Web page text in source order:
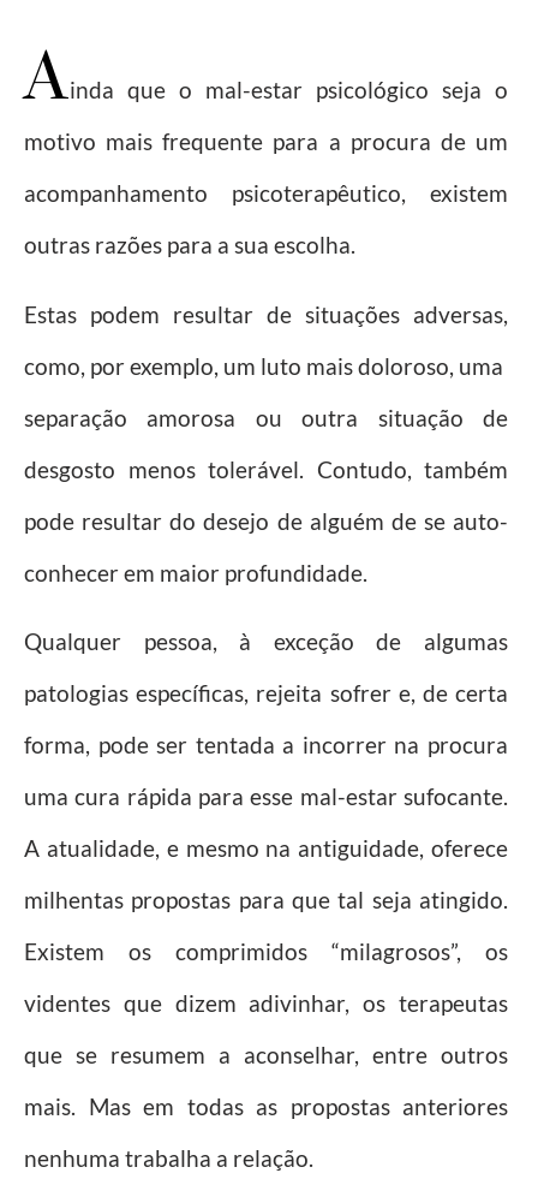
Ainda que o mal-estar psicológico seja o
motivo mais frequente para a procura de um
acompanhamento psicoterapêutico, existem
outras razões para a sua escolha.
Estas podem resultar de situações adversas,
como, por exemplo, um luto mais doloroso, uma
separação amorosa ou outra situação de
desgosto menos tolerável. Contudo, também
pode resultar do desejo de alguém de se auto-
conhecer em maior profundidade.
Qualquer pessoa, à exceção de algumas
patologias específicas, rejeita sofrer e, de certa
forma, pode ser tentada a incorrer na procura
uma cura rápida para esse mal-estar sufocante.
A atualidade, e mesmo na antiguidade, oferece
milhentas propostas para que tal seja atingido.
Existem os comprimidos “milagrosos”, os
videntes que dizem adivinhar, os terapeutas
que se resumem a aconselhar, entre outros
mais. Mas em todas as propostas anteriores
nenhuma trabalha a relação.